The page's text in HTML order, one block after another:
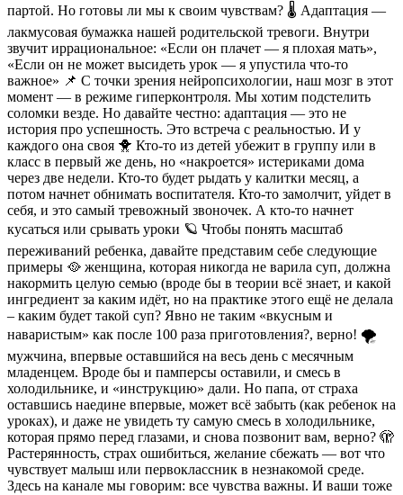
партой. Но готовы ли мы к своим чувствам? 🌡️ Адаптация —
лакмусовая бумажка нашей родительской тревоги. Внутри
звучит иррациональное: «Если он плачет — я плохая мать»,
«Если он не может высидеть урок — я упустила что-то
важное» 📌 С точки зрения нейропсихологии, наш мозг в этот
момент — в режиме гиперконтроля. Мы хотим подстелить
соломки везде. Но давайте честно: адаптация — это не
история про успешность. Это встреча с реальностью. И у
каждого она своя 🐥 Кто-то из детей убежит в группу или в
класс в первый же день, но «накроется» истериками дома
через две недели. Кто-то будет рыдать у калитки месяц, а
потом начнет обнимать воспитателя. Кто-то замолчит, уйдет в
себя, и это самый тревожный звоночек. А кто-то начнет
кусаться или срывать уроки 🪐 Чтобы понять масштаб
переживаний ребенка, давайте представим себе следующие
примеры 🥘 женщина, которая никогда не варила суп, должна
накормить целую семью (вроде бы в теории всё знает, и какой
ингредиент за каким идёт, но на практике этого ещё не делала
– каким будет такой суп? Явно не таким «вкусным и
наваристым» как после 100 раза приготовления?, верно! 🌪️
мужчина, впервые оставшийся на весь день с месячным
младенцем. Вроде бы и памперсы оставили, и смесь в
холодильнике, и «инструкцию» дали. Но папа, от страха
оставшись наедине впервые, может всё забыть (как ребенок на
уроках), и даже не увидеть ту самую смесь в холодильнике,
которая прямо перед глазами, и снова позвонит вам, верно? 🫣
Растерянность, страх ошибиться, желание сбежать — вот что
чувствует малыш или первоклассник в незнакомой среде.
Здесь на канале мы говорим: все чувства важны. И ваши тоже